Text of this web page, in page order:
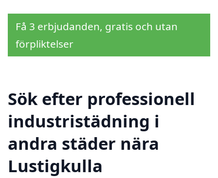
Få 3 erbjudanden, gratis och utan
förpliktelser
Sök efter professionell
industristädning i
andra städer nära
Lustigkulla